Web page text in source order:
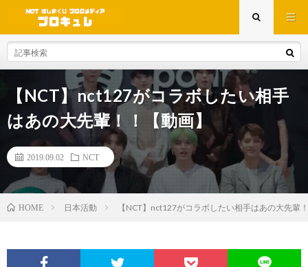
【NCT】nct127がコラボしたい相手
はあの大先輩！！【動画】
2019.09.02 NCT
HOME 日本活動 【NCT】nct127がコラボしたい相手はあの大先輩